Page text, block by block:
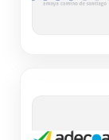
Haz